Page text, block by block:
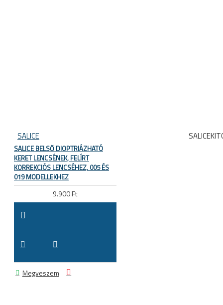
SALICE
SALICE BELSŐ DIOPTRIÁZHATÓ
KERET LENCSÉNEK, FELÍRT
KORREKCIÓS LENCSÉHEZ, 005 ÉS
019 MODELLEKHEZ
9.900 Ft
Megveszem